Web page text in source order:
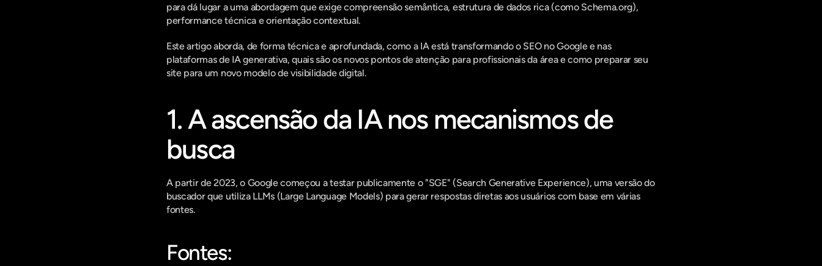
para dá lugar a uma abordagem que exige compreensão semântica, estrutura de dados rica (como Schema.org),
performance técnica e orientação contextual.
Este artigo aborda, de forma técnica e aprofundada, como a IA está transformando o SEO no Google e nas
plataformas de IA generativa, quais são os novos pontos de atenção para profissionais da área e como preparar seu
site para um novo modelo de visibilidade digital.
1. A ascensão da IA nos mecanismos de
busca
A partir de 2023, o Google começou a testar publicamente o "SGE" (Search Generative Experience), uma versão do
buscador que utiliza LLMs (Large Language Models) para gerar respostas diretas aos usuários com base em várias
fontes.
Fontes: